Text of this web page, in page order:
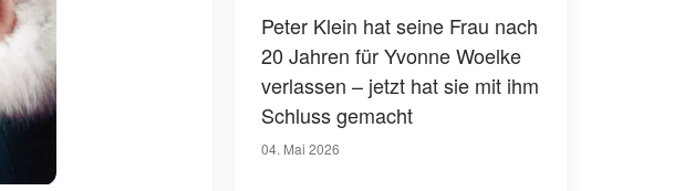
Peter Klein hat seine Frau nach
20 Jahren für Yvonne Woelke
verlassen – jetzt hat sie mit ihm
Schluss gemacht
04. Mai 2026